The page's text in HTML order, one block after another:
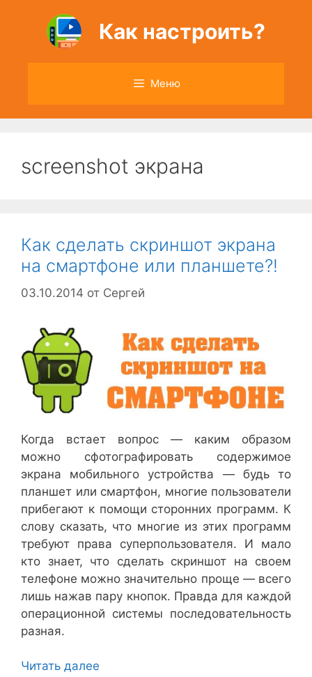
содержимому
Как настроить?
Меню
screenshot экрана
Как сделать скриншот экрана
на смартфоне или планшете?!
03.10.2014 от Сергей
Когда встает вопрос — каким образом
можно сфотографировать содержимое
экрана мобильного устройства — будь то
планшет или смартфон, многие пользователи
прибегают к помощи сторонних программ. К
слову сказать, что многие из этих программ
требуют права суперпользователя. И мало
кто знает, что сделать скриншот на своем
телефоне можно значительно проще — всего
лишь нажав пару кнопок. Правда для каждой
операционной системы последовательность
разная.
Читать далее